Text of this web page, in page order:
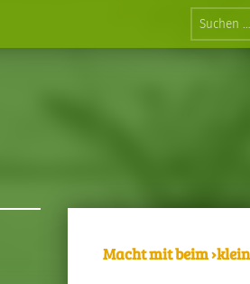
Suchen nach:
Macht mit beim